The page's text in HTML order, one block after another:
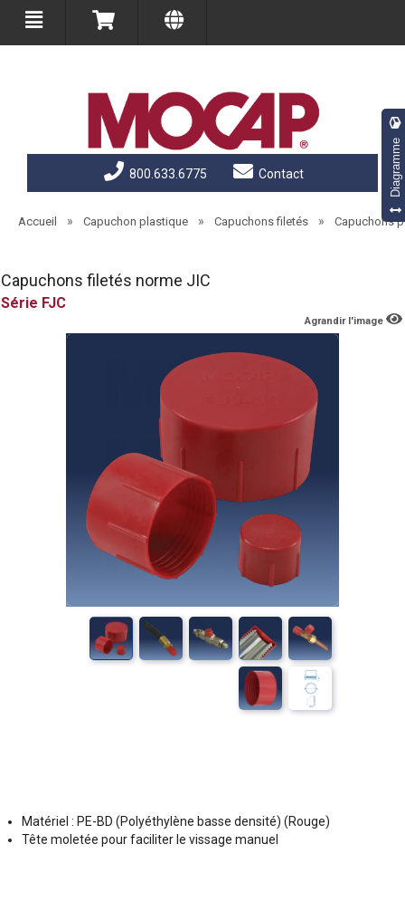
800.633.6775 Contact
Accueil » Capuchon plastique » Capuchons filetés » Capuchons
Capuchons filetés norme JIC
FJC
Agrandir l'image
Matériel : PE-BD (Polyéthylène basse densité) (Rouge)
Tête moletée pour faciliter le vissage manuel
Diagramme